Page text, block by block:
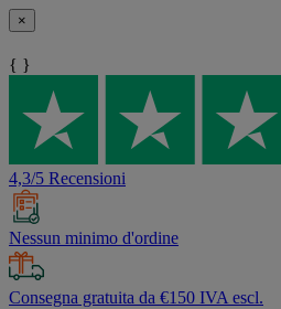
×
{ }
4,3/5 Recensioni
Nessun minimo d'ordine
Consegna gratuita da €150 IVA escl.